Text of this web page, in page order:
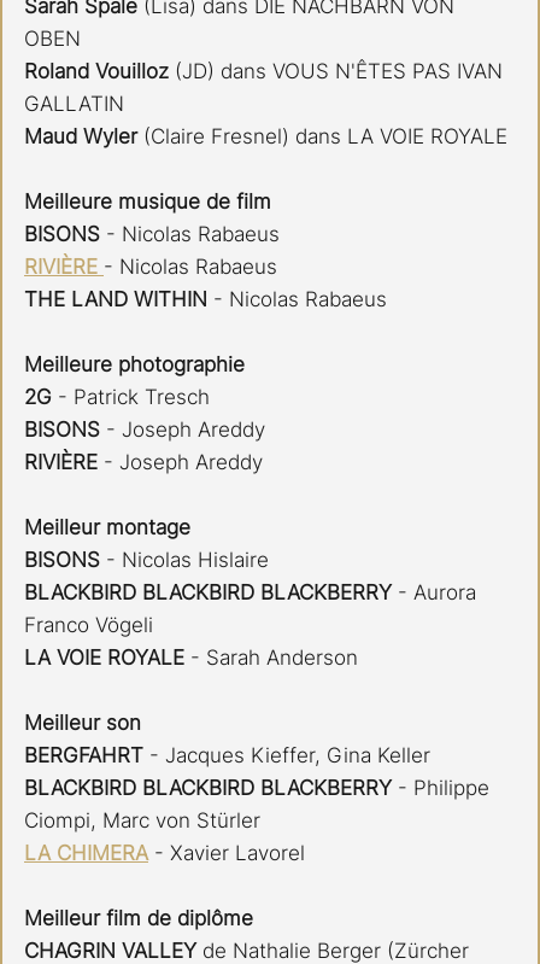
Sarah Spale (Lisa) dans DIE NACHBARN VON
OBEN
Roland Vouilloz (JD) dans VOUS N'ÊTES PAS IVAN
GALLATIN
Maud Wyler (Claire Fresnel) dans LA VOIE ROYALE
Meilleure musique de film
BISONS - Nicolas Rabaeus
RIVIÈRE - Nicolas Rabaeus
THE LAND WITHIN - Nicolas Rabaeus
Meilleure photographie
2G - Patrick Tresch
BISONS - Joseph Areddy
RIVIÈRE - Joseph Areddy
Meilleur montage
BISONS - Nicolas Hislaire
BLACKBIRD BLACKBIRD BLACKBERRY - Aurora
Franco Vögeli
LA VOIE ROYALE - Sarah Anderson
Meilleur son
BERGFAHRT - Jacques Kieffer, Gina Keller
BLACKBIRD BLACKBIRD BLACKBERRY - Philippe
Ciompi, Marc von Stürler
LA CHIMERA - Xavier Lavorel
Meilleur film de diplôme
CHAGRIN VALLEY de Nathalie Berger (Zürcher